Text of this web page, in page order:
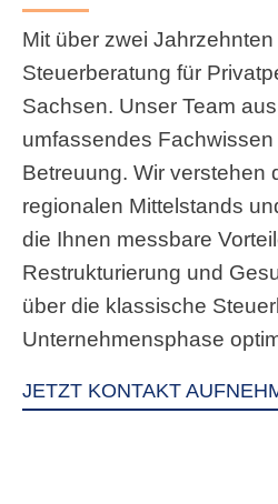
Mit über zwei
Steuerberatung für
Sachsen. Unser Team
umfassendes
Betreuung. Wir verstehen
regionalen Mittelstands
die Ihnen messbare
Restrukturierung und
über die klassische
Unternehmensphase
JETZT KONTAKT